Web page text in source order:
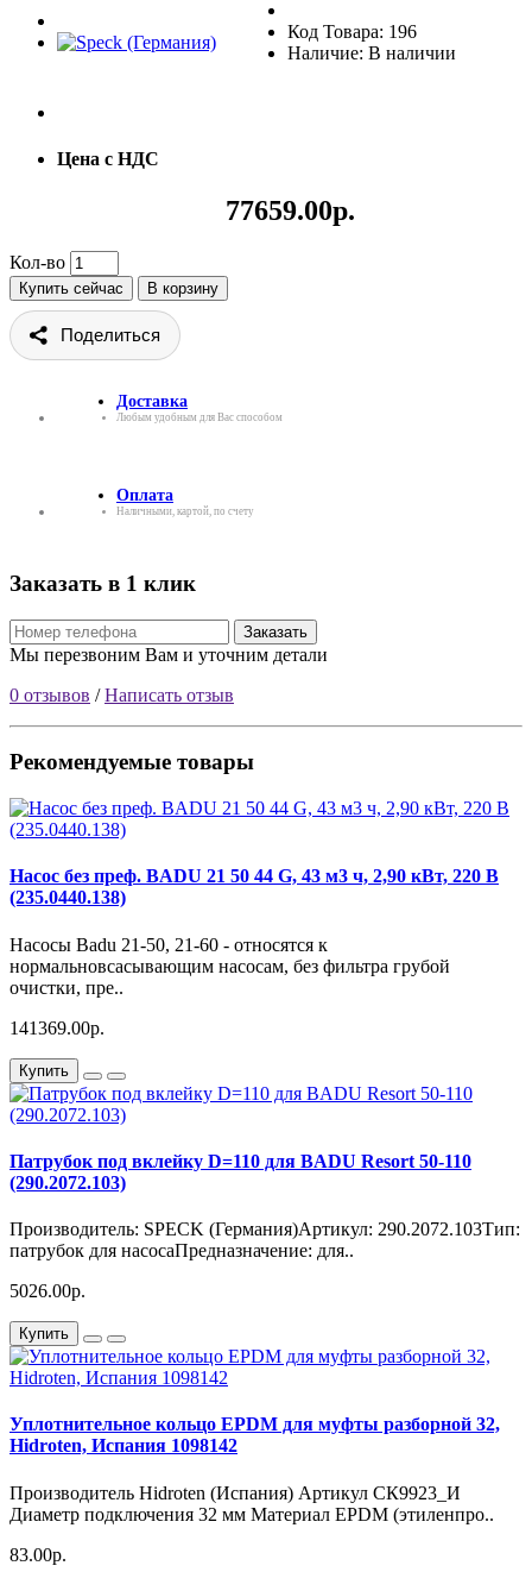
Код Товара: 196
Наличие: В наличии
Цена с НДС
77659.00р.
Кол-во
Купить сейчас В корзину
Поделиться
Доставка
Любым удобным для Вас способом
Оплата
Наличными, картой, по счету
Заказать в 1 клик
Заказать
Мы перезвоним Вам и уточним детали
0 отзывов /Написать отзыв
Рекомендуемые товары
Насос без преф. BADU 21 50 44 G, 43 м3 ч, 2,90 кВт, 220 В
(235.0440.138)
Насосы Badu 21-50, 21-60 - относятся к
нормальновсасывающим насосам, без фильтра грубой
очистки, пре..
141369.00р.
Купить
Патрубок под вклейку D=110 для BADU Resort 50-110
(290.2072.103)
Производитель: SPECK (Германия)Артикул: 290.2072.103Тип:
патрубок для насосаПредназначение: для..
5026.00р.
Купить
Уплотнительное кольцо EPDM для муфты разборной 32,
Hidroten, Испания 1098142
Производитель Hidroten (Испания) Артикул СК9923_И
Диаметр подключения 32 мм Материал EPDM (этиленпро..
83.00р.